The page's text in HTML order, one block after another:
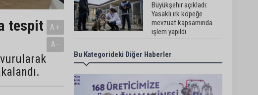
tespit
A+
A-
Büyükşehir açıkladı:
Yasaklı ırk köpeğe
mevzuat kapsamında
işlem yapıldı
Doğan: "Kredi limitleri her
yıl enflasyon oranı
güncellenmelidir"
Bu Kategorideki Diğer Haberler